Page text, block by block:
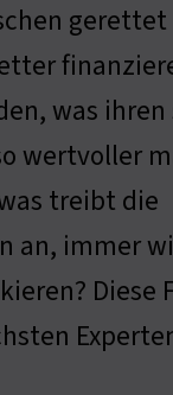
was
wertvoller
treibt die
an, immer
Diese